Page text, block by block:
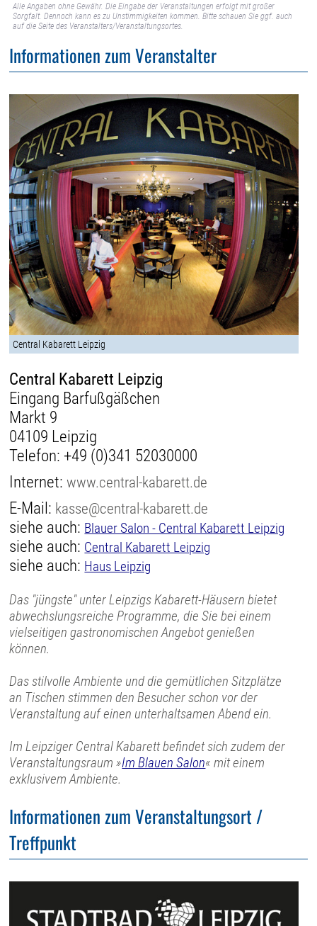
Alle Angaben ohne Gewähr. Die Eingabe der Veranstaltungen erfolgt mit großer
Sorgfalt. Dennoch kann es zu Unstimmigkeiten kommen. Bitte schauen Sie ggf. auch
auf die Seite des Veranstalters/Veranstaltungsortes.
Informationen zum Veranstalter
Central Kabarett Leipzig
Central Kabarett Leipzig
Eingang Barfußgäßchen
Markt 9
04109 Leipzig
Telefon: +49 (0)341 52030000
Internet:www.central-kabarett.de
E-Mail: kasse@central-kabarett.de
siehe auch: Blauer Salon - Central Kabarett Leipzig
siehe auch: Central Kabarett Leipzig
siehe auch: Haus Leipzig
Das "jüngste" unter Leipzigs Kabarett-Häusern bietet
abwechslungsreiche Programme, die Sie bei einem
vielseitigen gastronomischen Angebot genießen
können.
Das stilvolle Ambiente und die gemütlichen Sitzplätze
an Tischen stimmen den Besucher schon vor der
Veranstaltung auf einen unterhaltsamen Abend ein.
Im Leipziger Central Kabarett befindet sich zudem der
Veranstaltungsraum »Im Blauen Salon« mit einem
exklusivem Ambiente.
Informationen zum Veranstaltungsort /
Treffpunkt